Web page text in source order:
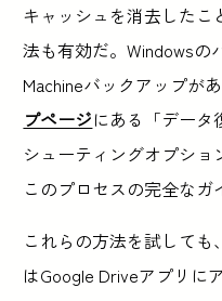
キャッシュを消去した
法も有効だ。Windowsの
Machineバックアップがあ
プページにある「デー
シューティングオプショ
このプロセスの完全なガ
これらの方法を試して
はGoogle Driveアプリに